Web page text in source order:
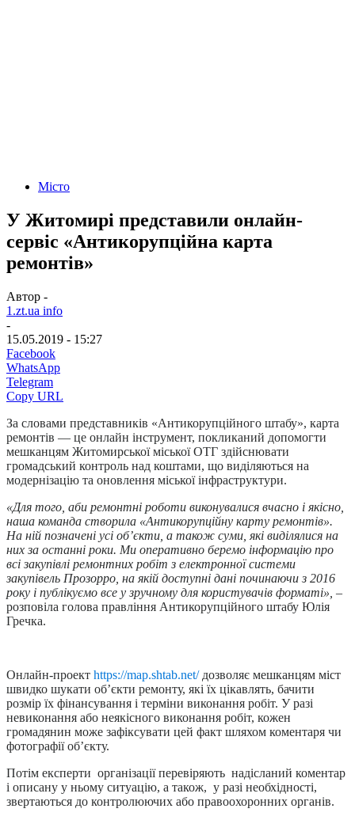
Місто
У Житомирі представили онлайн-
сервіс «Антикорупційна карта
ремонтів»
Автор -
1.zt.ua info
-
15.05.2019 - 15:27
Facebook
WhatsApp
Telegram
Copy URL
За словами представників «Антикорупційного штабу», карта
ремонтів — це онлайн інструмент, покликаний допомогти
мешканцям Житомирської міської ОТГ здійснювати
громадський контроль над коштами, що виділяються на
модернізацію та оновлення міської інфраструктури.
«Для того, аби ремонтні роботи виконувалися вчасно і якісно,
наша команда створила «Антикорупційну карту ремонтів».
На ній позначені усі об’єкти, а також суми, які виділялися на
них за останні роки. Ми оперативно беремо інформацію про
всі закупівлі ремонтних робіт з електронної системи
закупівель Прозорро, на якій доступні дані починаючи з 2016
року і публікуємо все у зручному для користувачів форматі», –
розповіла голова правління Антикорупційного штабу Юлія
Гречка.
Онлайн-проект https://map.shtab.net/дозволяє мешканцям міст
швидко шукати об’єкти ремонту, які їх цікавлять, бачити
розмір їх фінансування і терміни виконання робіт. У разі
невиконання або неякісного виконання робіт, кожен
громадянин може зафіксувати цей факт шляхом коментаря чи
фотографії об’єкту.
Потім експерти організації перевіряють надісланий коментар
і описану у ньому ситуацію, а також, у разі необхідності,
звертаються до контролюючих або правоохоронних органів.